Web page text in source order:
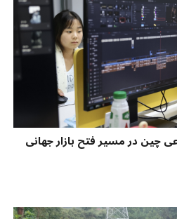
در مسیر فتح بازار جهانی